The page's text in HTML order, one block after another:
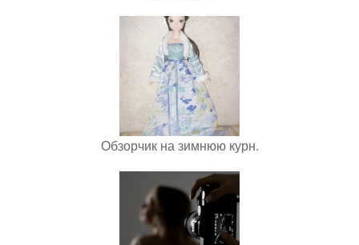
Обзорчик на зимнюю курн.